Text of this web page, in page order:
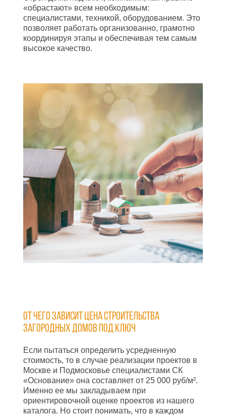
«обрастают» всем необходимым:
специалистами, техникой, оборудованием. Это
позволяет работать организованно, грамотно
координируя этапы и обеспечивая тем самым
высокое качество.
От чего зависит цена строительства
загородных домов под ключ
Если пытаться определить усредненную
стоимость, то в случае реализации проектов в
Москве и Подмосковье специалистами СК
«Основание» она составляет от 25 000 руб/м².
Именно ее мы закладываем при
ориентировочной оценке проектов из нашего
каталога. Но стоит понимать, что в каждом